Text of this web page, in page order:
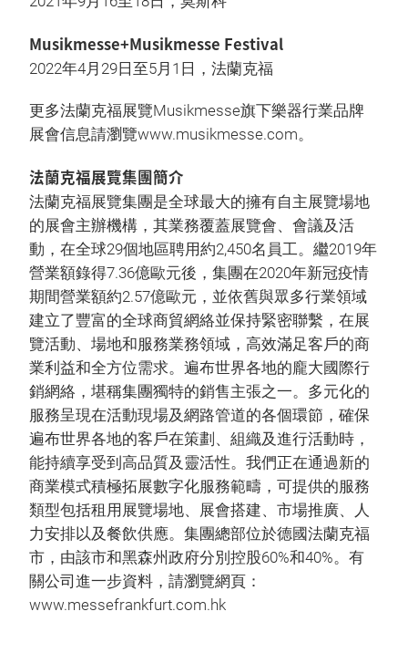
Musikmesse+Musikmesse Festival
2022年4月29日至5月1日，法蘭克福
更多法蘭克福展覽Musikmesse旗下樂器行業品牌
展會信息請瀏覽www.musikmesse.com。
法蘭克福展覽集團簡介
法蘭克福展覽集團是全球最大的擁有自主展覽場地
的展會主辦機構，其業務覆蓋展覽會、會議及活
動，在全球29個地區聘用約2,450名員工。繼2019年
營業額錄得7.36億歐元後，集團在2020年新冠疫情
期間營業額約2.57億歐元，並依舊與眾多行業領域
建立了豐富的全球商貿網絡並保持緊密聯繫，在展
覽活動、場地和服務業務領域，高效滿足客戶的商
業利益和全方位需求。遍布世界各地的龐大國際行
銷網絡，堪稱集團獨特的銷售主張之一。多元化的
服務呈現在活動現場及網路管道的各個環節，確保
遍布世界各地的客戶在策劃、組織及進行活動時，
能持續享受到高品質及靈活性。我們正在通過新的
商業模式積極拓展數字化服務範疇，可提供的服務
類型包括租用展覽場地、展會搭建、市場推廣、人
力安排以及餐飲供應。集團總部位於德國法蘭克福
市，由該市和黑森州政府分別控股60%和40%。有
關公司進一步資料，請瀏覽網頁：
www.messefrankfurt.com.hk